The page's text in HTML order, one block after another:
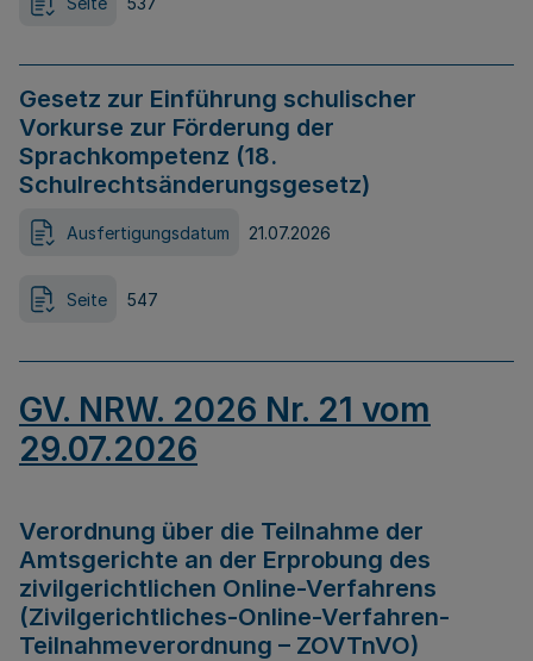
Gesetz zur Einführung schulischer
Vorkurse zur Förderung der
Sprachkompetenz (18.
Schulrechtsänderungsgesetz)
Ausfertigungsdatum 21.07.2026
Seite 547
GV. NRW. 2026 Nr. 21 vom
29.07.2026
Verordnung über die Teilnahme der
Amtsgerichte an der Erprobung des
zivilgerichtlichen Online-Verfahrens
(Zivilgerichtliches-Online-Verfahren-
Teilnahmeverordnung – ZOVTnVO)